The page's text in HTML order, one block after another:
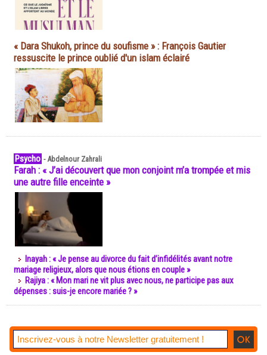
« Dara Shukoh, prince du soufisme » : François Gautier
ressuscite le prince oublié d'un islam éclairé
Psycho -Abdelnour Zahrali
Farah : « J’ai découvert que mon conjoint m’a trompée et mis
une autre fille enceinte »
Inayah : « Je pense au divorce du fait d’infidélités avant notre
mariage religieux, alors que nous étions en couple »
Rajiya : « Mon mari ne vit plus avec nous, ne participe pas aux
dépenses : suis-je encore mariée ? »